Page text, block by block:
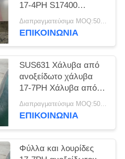
17-4PH S17400
SUS630
Διαπραγματεύσιμα MOQ:500 κλ
ΕΠΙΚΟΙΝΩΝΊΑ
SUS631 Χάλυβα από
ανοξείδωτο χάλυβα
17-7PH Χάλυβα από
ανοξείδωτο χάλυβα
Διαπραγματεύσιμα MOQ:500 κλ
ΕΠΙΚΟΙΝΩΝΊΑ
Φύλλα και λουρίδες